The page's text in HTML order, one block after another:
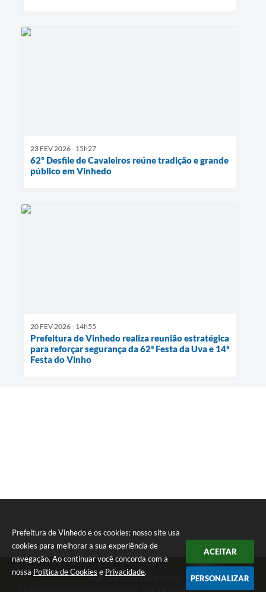
Prefeitura de Vinhedo e os cookies: nosso site usa
cookies para melhorar a sua experiência de
navegação. Ao continuar você concorda com a
nossa Política de Cookies e Privacidade.
ACEITAR
PERSONALIZAR
23 FEV 2026 - 15h27
62º Desfile de Cavaleiros reúne tradição e grande
público em Vinhedo
20 FEV 2026 - 14h55
Prefeitura de Vinhedo realiza reunião estratégica
para reforçar segurança da 62ª Festa da Uva e 14ª
Festa do Vinho
Telefone: (19) 3826-7800
Endereço: Rua João Corazzari, nº 394, Centro | CEP: 13280-091